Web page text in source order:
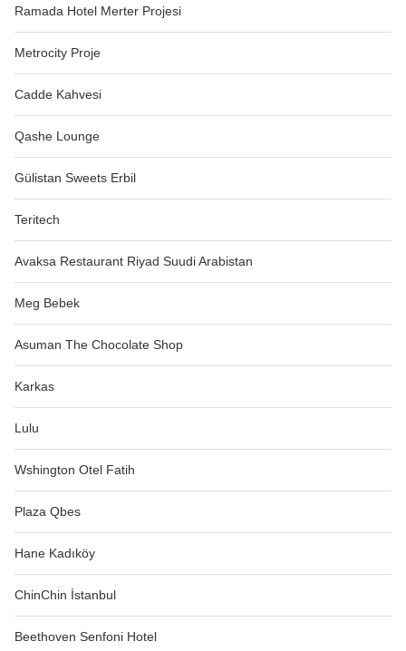
Ramada Hotel Merter Projesi
Metrocity Proje
Cadde Kahvesi
Qashe Lounge
Gülistan Sweets Erbil
Teritech
Avaksa Restaurant Riyad Suudi Arabistan
Meg Bebek
Asuman The Chocolate Shop
Karkas
Lulu
Wshington Otel Fatih
Plaza Qbes
Hane Kadıköy
ChinChin İstanbul
Beethoven Senfoni Hotel